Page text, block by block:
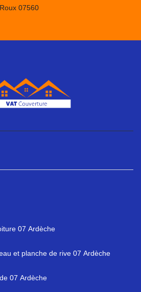
07560
07 Ardèche
et planche de rive 07 Ardèche
07 Ardèche